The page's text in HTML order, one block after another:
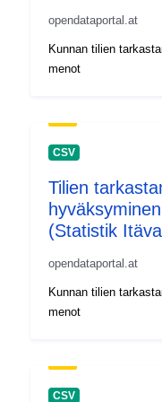
opendataportal.at
Kunnan tilien
menot
CSV
Tilien
(Statistik
opendataportal.at
Kunnan tilien
menot
CSV